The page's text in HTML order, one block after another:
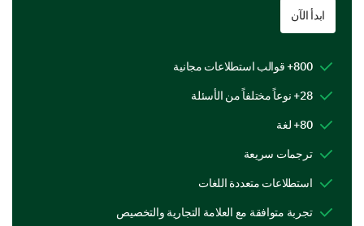
Please provide some information about your
preferences.
Which of our services do you use most
Webinars
ابدأ الآن
800+ قوالب استطلاعات مجانية
28+ نوعاً مختلفاً من الأسئلة
80+ لغة
ترجمات سريعة
استطلاعات متعددة اللغات
تجربة متوافقة مع العلامة التجارية والتخصيص